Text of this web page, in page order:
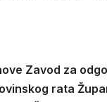
Zavod za
rata